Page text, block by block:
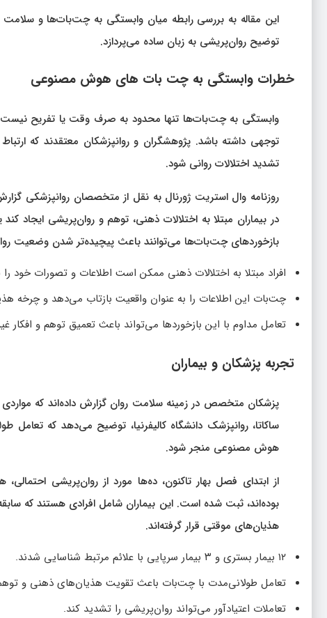
این مقاله به بررسی رابطه میان وابستگی به چت‌بات‌ها و سلامت
توضیح روان‌پریشی به زبان ساده می‌پردازد.
خطرات وابستگی به چت‌ بات‌ های هوش مصنوعی
وابستگی به چت‌بات‌ها تنها محدود به صرف وقت یا تفریح نیست؛
توجهی داشته باشد. پژوهشگران و روانپزشکان معتقدند که
تشدید اختلالات روانی شود.
روزنامه وال استریت ژورنال به نقل از متخصصان
در بیماران مبتلا به اختلالات ذهنی، توهم و روان‌پریشی
بازخوردهای چت‌بات‌ها می‌توانند باعث پیچیده‌تر شدن وضعیت
افراد مبتلا به اختلالات ذهنی ممکن است اطلاعات و تصورات خود
چت‌بات این اطلاعات را به عنوان واقعیت بازتاب می‌دهد و چرخه
تعامل مداوم با این بازخوردها می‌تواند باعث تعمیق توهم و افکار
تجربه پزشکان و بیماران
پزشکان متخصص در زمینه سلامت روان گزارش داده‌اند که
ساکاتا، روانپزشک دانشگاه کالیفرنیا، توضیح می‌دهد که
هوش مصنوعی منجر شود.
از ابتدای فصل بهار تاکنون، ده‌ها مورد از روان‌پریشی
بوده‌اند، ثبت شده است. این بیماران شامل افرادی هستند که
هذیان‌های موقتی قرار گرفته‌اند.
۱۲ بیمار بستری و ۳ بیمار سرپایی با علائم مرتبط شناسایی شدند.
تعامل طولانی‌مدت با چت‌بات باعث تقویت هذیان‌های ذهنی و
تعاملات اعتیادآور می‌تواند روان‌پریشی را تشدید کند.